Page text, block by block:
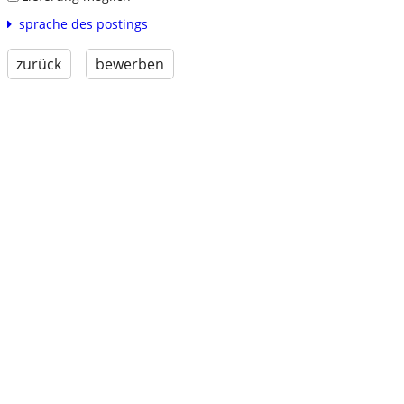
sprache des postings
zurück bewerben